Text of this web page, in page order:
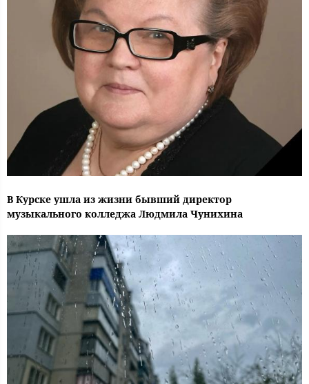
В Курске ушла из жизни бывший директор
музыкального колледжа Людмила Чунихина